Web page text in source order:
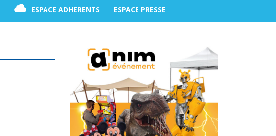
ESPACE ADHERENTS ESPACE PRESSE